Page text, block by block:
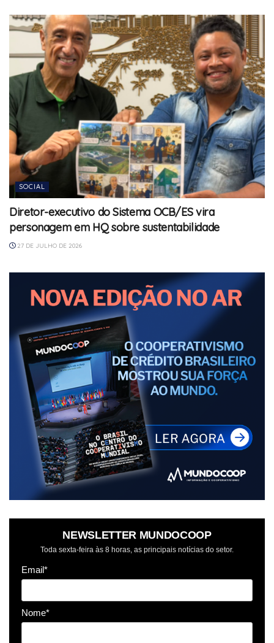
SOCIAL
Diretor-executivo do Sistema OCB/ES vira
personagem em HQ sobre sustentabilidade
27 DE JULHO DE 2026
NEWSLETTER MUNDOCOOP
Toda sexta-feira às 8 horas, as principais notícias do setor.
Email*
Nome*